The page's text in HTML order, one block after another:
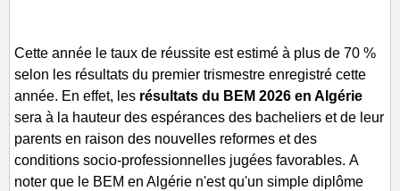
Cette année le taux de réussite est estimé à plus de 70 %
selon les résultats du premier trismestre enregistré cette
année. En effet, les résultats du BEM 2026 en Algérie
sera à la hauteur des espérances des bacheliers et de leur
parents en raison des nouvelles reformes et des
conditions socio-professionnelles jugées favorables. A
noter que le BEM en Algérie n'est qu'un simple diplôme